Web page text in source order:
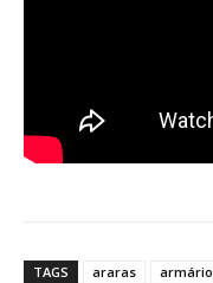
TAGS araras